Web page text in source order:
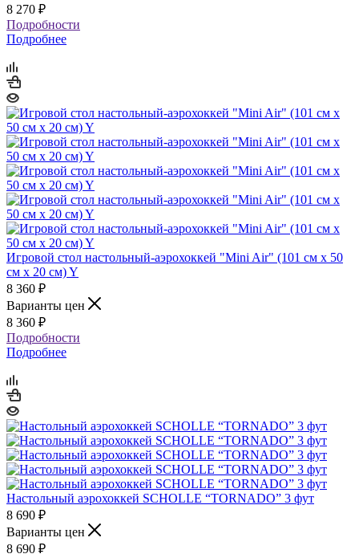
8 270 ₽
Подробности
Подробнее
Игровой стол настольный-аэрохоккей "Mini Air" (101 см х 50
см х 20 см) Y
8 360 ₽
Варианты цен
8 360 ₽
Подробности
Подробнее
Настольный аэрохоккей SCHOLLE “TORNADO” 3 фут
8 690 ₽
Варианты цен
8 690 ₽